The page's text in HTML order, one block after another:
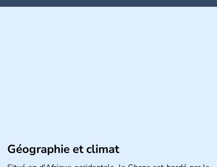
Géographie et climat